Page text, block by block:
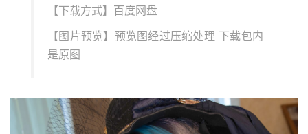
【下载方式】百度网盘
【图片预览】预览图经过压缩处理 下载包内
是原图